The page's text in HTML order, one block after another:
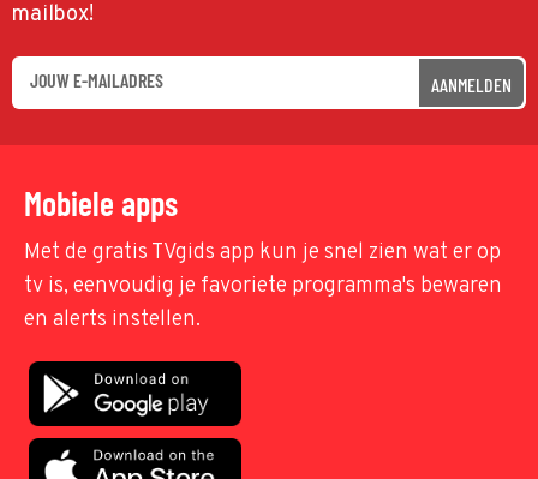
mailbox!
AANMELDEN
Mobiele apps
Met de gratis TVgids app kun je snel zien wat er op
tv is, eenvoudig je favoriete programma's bewaren
en alerts instellen.